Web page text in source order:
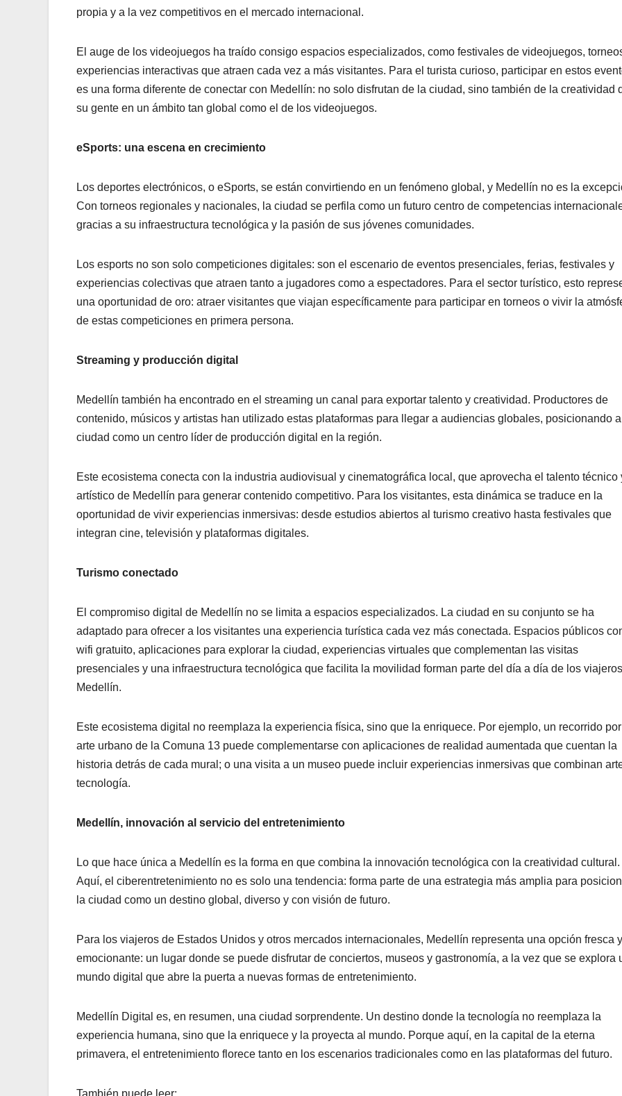
propia y a la vez competitivos en el mercado internacional.
El auge de los videojuegos ha traído consigo espacios especializados, como festivales de videojuegos,
experiencias interactivas que atraen cada vez a más visitantes. Para el turista curioso, participar en estos
es una forma diferente de conectar con Medellín: no solo disfrutan de la ciudad, sino también de la creatividad
su gente en un ámbito tan global como el de los videojuegos.
eSports: una escena en crecimiento
Los deportes electrónicos, o eSports, se están convirtiendo en un fenómeno global, y Medellín no es la
Con torneos regionales y nacionales, la ciudad se perfila como un futuro centro de competencias
gracias a su infraestructura tecnológica y la pasión de sus jóvenes comunidades.
Los esports no son solo competiciones digitales: son el escenario de eventos presenciales, ferias, festivales y
experiencias colectivas que atraen tanto a jugadores como a espectadores. Para el sector turístico, esto
una oportunidad de oro: atraer visitantes que viajan específicamente para participar en torneos o vivir la
de estas competiciones en primera persona.
Streaming y producción digital
Medellín también ha encontrado en el streaming un canal para exportar talento y creatividad. Productores de
contenido, músicos y artistas han utilizado estas plataformas para llegar a audiencias globales, posicionando
ciudad como un centro líder de producción digital en la región.
Este ecosistema conecta con la industria audiovisual y cinematográfica local, que aprovecha el talento técnico
artístico de Medellín para generar contenido competitivo. Para los visitantes, esta dinámica se traduce en la
oportunidad de vivir experiencias inmersivas: desde estudios abiertos al turismo creativo hasta festivales que
integran cine, televisión y plataformas digitales.
Turismo conectado
El compromiso digital de Medellín no se limita a espacios especializados. La ciudad en su conjunto se ha
adaptado para ofrecer a los visitantes una experiencia turística cada vez más conectada. Espacios públicos
wifi gratuito, aplicaciones para explorar la ciudad, experiencias virtuales que complementan las visitas
presenciales y una infraestructura tecnológica que facilita la movilidad forman parte del día a día de los
Medellín.
Este ecosistema digital no reemplaza la experiencia física, sino que la enriquece. Por ejemplo, un recorrido por
arte urbano de la Comuna 13 puede complementarse con aplicaciones de realidad aumentada que cuentan la
historia detrás de cada mural; o una visita a un museo puede incluir experiencias inmersivas que combinan
tecnología.
Medellín, innovación al servicio del entretenimiento
Lo que hace única a Medellín es la forma en que combina la innovación tecnológica con la creatividad cultural.
Aquí, el ciberentretenimiento no es solo una tendencia: forma parte de una estrategia más amplia para
la ciudad como un destino global, diverso y con visión de futuro.
Para los viajeros de Estados Unidos y otros mercados internacionales, Medellín representa una opción fresca y
emocionante: un lugar donde se puede disfrutar de conciertos, museos y gastronomía, a la vez que se explora
mundo digital que abre la puerta a nuevas formas de entretenimiento.
Medellín Digital es, en resumen, una ciudad sorprendente. Un destino donde la tecnología no reemplaza la
experiencia humana, sino que la enriquece y la proyecta al mundo. Porque aquí, en la capital de la eterna
primavera, el entretenimiento florece tanto en los escenarios tradicionales como en las plataformas del futuro.
También puede leer: